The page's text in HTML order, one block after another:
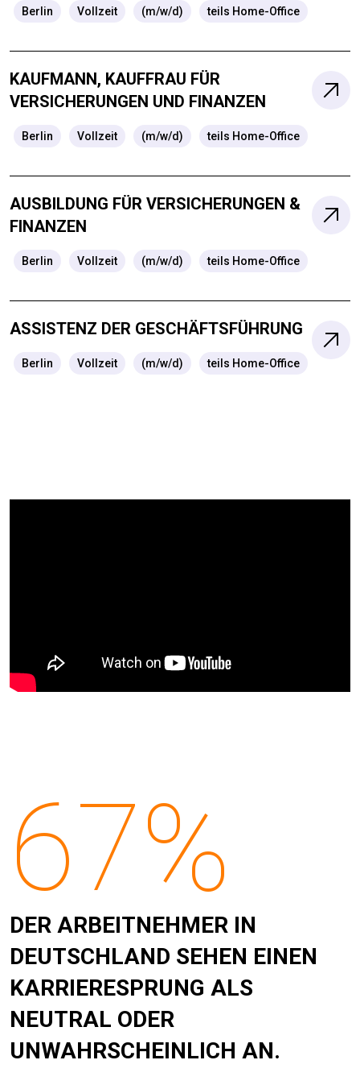
Berlin Vollzeit (m/w/d) teils Home-Office
KAUFMANN, KAUFFRAU FÜR
VERSICHERUNGEN UND FINANZEN
Berlin Vollzeit (m/w/d) teils Home-Office
AUSBILDUNG FÜR VERSICHERUNGEN &
FINANZEN
Berlin Vollzeit (m/w/d) teils Home-Office
ASSISTENZ DER GESCHÄFTSFÜHRUNG
Berlin Vollzeit (m/w/d) teils Home-Office
67%
DER ARBEITNEHMER IN
DEUTSCHLAND SEHEN EINEN
KARRIERESPRUNG ALS
NEUTRAL ODER
UNWAHRSCHEINLICH AN.